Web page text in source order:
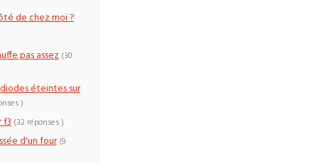
de chez moi ?
pas assez (30
éteintes sur
)
f3 (32 réponses )
d'un four (9